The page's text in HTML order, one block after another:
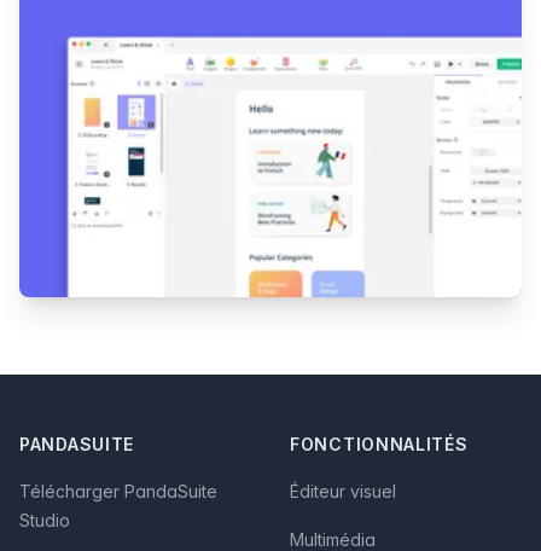
PANDASUITE
Télécharger PandaSuite
Studio
FONCTIONNALITÉS
Éditeur visuel
Multimédia